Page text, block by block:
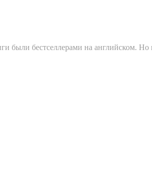
были бестселлерами на английском.